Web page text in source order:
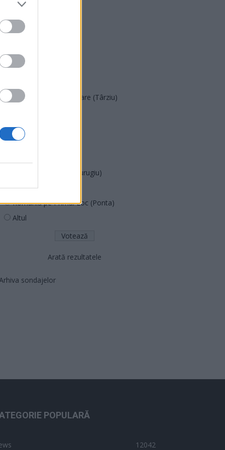
PNȚMM
REPER
POT (Gavrilă)
Acțiunea Conservatoare (Târziu)
PUSL (D. Voiculescu)
PNȚCD (Pavelescu)
Partidul Patrioților (Surugiu)
FAR (Coarnă)
România pe Primul Loc (Ponta)
Altul
Arată rezultatele
sondajelor
POPULARĂ
12042